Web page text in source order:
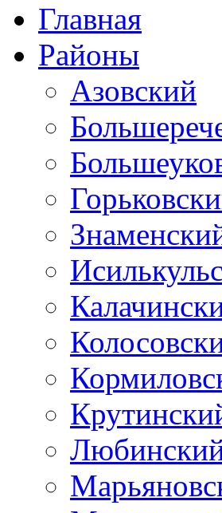
Главная
Районы
Азовский